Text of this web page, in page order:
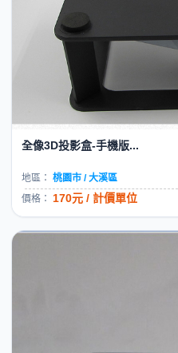
全像3D投影盒-手機版...
地區： 桃園市 / 大溪區
價格： 170元 / 計價單位